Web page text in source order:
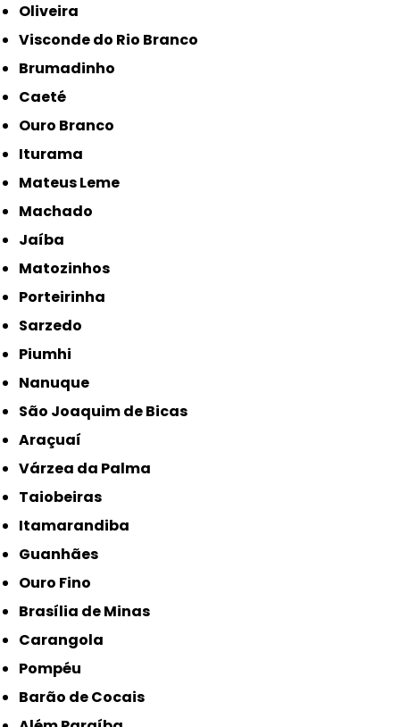
Oliveira
Visconde do Rio Branco
Brumadinho
Caeté
Ouro Branco
Iturama
Mateus Leme
Machado
Jaíba
Matozinhos
Porteirinha
Sarzedo
Piumhi
Nanuque
São Joaquim de Bicas
Araçuaí
Várzea da Palma
Taiobeiras
Itamarandiba
Guanhães
Ouro Fino
Brasília de Minas
Carangola
Pompéu
Barão de Cocais